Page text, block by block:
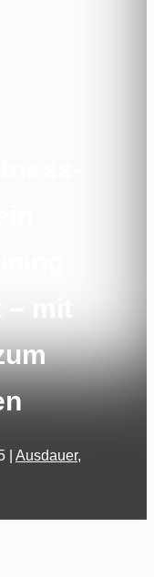
Ausdauer,